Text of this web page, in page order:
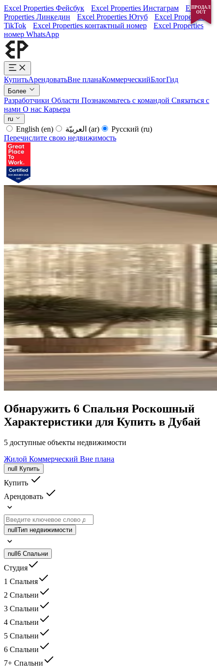
Excel Properties Фейсбук Excel Properties Инстаграм
Excel
Properties Линкедин
Excel Properties Ютуб
Excel Properties
TikTok
Excel Properties контактный номер
Excel Properties
номер WhatsApp
КупитьАрендоватьВне планаКоммерческийБлогГид
Более
Разработчики Области Познакомьтесь с командой Связаться с
нами О нас Карьера
ru
English (en) (ar) Русский (ru)
Перечислите свою недвижимость
Обнаружить 6 Спальня Роскошный
Характеристики для Купить в Дубай
5 доступные объекты недвижимости
Жилой Коммерческий Вне плана
null Купить
Купить
Арендовать
null Тип недвижимости
null 6 Спальни
Студия
1 Спальня
2 Спальни
3 Спальни
4 Спальни
5 Спальни
6 Спальни
7+ Спальни
ПРОДАЛ
OUT
ПРОДАЛ
OUT